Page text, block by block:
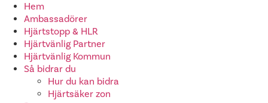
Hem
Ambassadörer
Hjärtstopp & HLR
Hjärtvänlig Partner
Hjärtvänlig Kommun
Så bidrar du
Hur du kan bidra
Hjärtsäker zon